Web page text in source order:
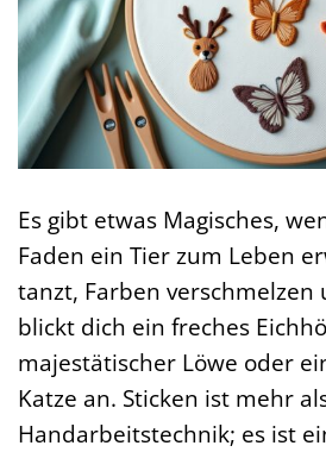
Es gibt etwas Magisches,
Faden ein Tier zum Leben
tanzt, Farben verschmelzen
blickt dich ein freches
majestätischer Löwe oder
Katze an. Sticken ist mehr
Handarbeitstechnik; es ist